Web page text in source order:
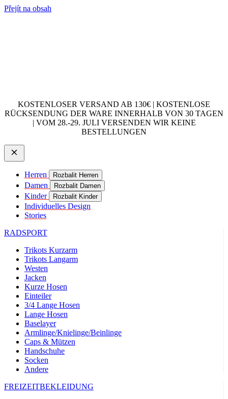
Přejít na obsah
KOSTENLOSER VERSAND AB 130€ | KOSTENLOSE
RÜCKSENDUNG DER WARE INNERHALB VON 30 TAGEN
| VOM 28.-29. JULI VERSENDEN WIR KEINE
BESTELLUNGEN
Herren Rozbalit Herren
Damen Rozbalit Damen
Kinder Rozbalit Kinder
Individuelles Design
Stories
RADSPORT
Trikots Kurzarm
Trikots Langarm
Westen
Jacken
Kurze Hosen
Einteiler
3/4 Lange Hosen
Lange Hosen
Baselayer
Armlinge/Knielinge/Beinlinge
Caps & Mützen
Handschuhe
Socken
Andere
FREIZEITBEKLEIDUNG